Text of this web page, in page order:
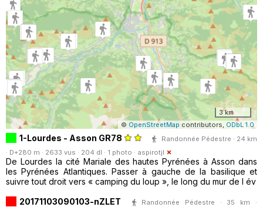
3 km
© OpenStreetMap contributors, ODbL 1.0
1-Lourdes - Asson GR78
Randonnée Pédestre · 24 km
· D+280 m · 2633 vus · 204 dl · 1 photo · aspirotjl
De Lourdes la cité Mariale des hautes Pyrénées à Asson dans
les Pyrénées Atlantiques. Passer à gauche de la basilique et
suivre tout droit vers « camping du loup », le long du mur de l év
20171103090103-nZLET
Randonnée Pédestre · 35 km ·